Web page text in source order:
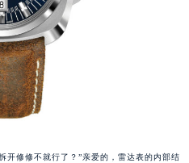
开修修不就行了？”亲爱的，雷达表的内部结